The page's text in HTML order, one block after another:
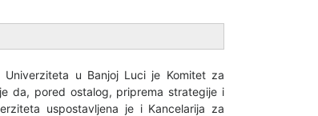
u Banjoj Luci je Komitet za
da, pored ostalog, priprema strategije i
uspostavljena je i Kancelarija za